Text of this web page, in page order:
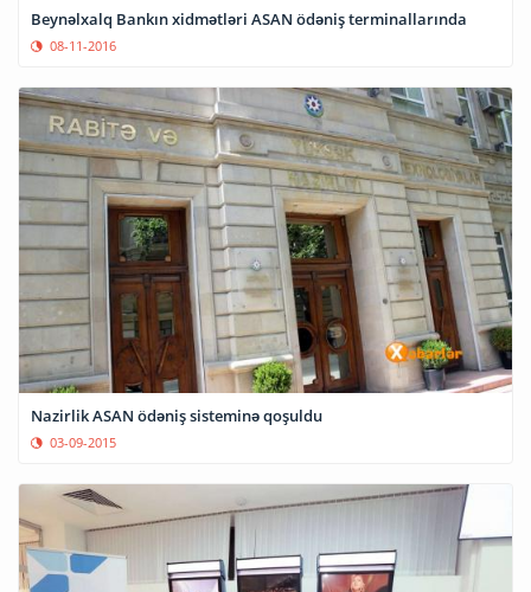
Beynəlxalq Bankın xidmətləri ASAN ödəniş terminallarında
08-11-2016
Nazirlik ASAN ödəniş sisteminə qoşuldu
03-09-2015